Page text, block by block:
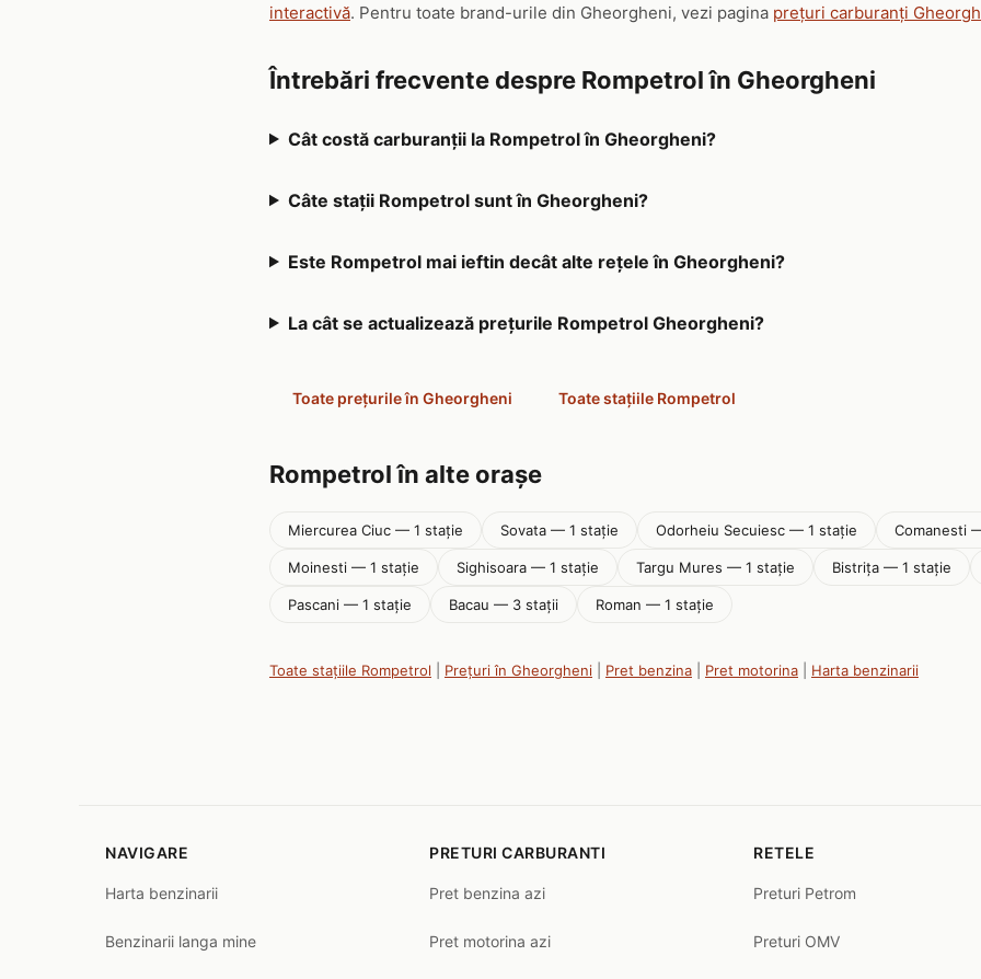
interactivă. Pentru toate brand-urile din Gheorgheni, vezi pagina prețuri carburanți
Întrebări frecvente despre Rompetrol în Gheorgheni
Cât costă carburanții la Rompetrol în Gheorgheni?
Câte stații Rompetrol sunt în Gheorgheni?
Este Rompetrol mai ieftin decât alte rețele în Gheorgheni?
La cât se actualizează prețurile Rompetrol Gheorgheni?
Toate prețurile în Gheorgheni Toate stațiile Rompetrol
Rompetrol în alte orașe
Miercurea Ciuc — 1 stație Sovata — 1 stație Odorheiu Secuiesc — 1 stație Comanesti
Moinesti — 1 stație Sighisoara — 1 stație Targu Mures — 1 stație Bistriţa — 1 stație
Pascani — 1 stație Bacau — 3 stații Roman — 1 stație
Toate stațiile Rompetrol Prețuri în Gheorgheni Pret benzina Pret motorina Harta benzinarii
NAVIGARE
Harta benzinarii
Benzinarii langa mine
PRETURI CARBURANTI
Pret benzina azi
Pret motorina azi
RETELE
Preturi Petrom
Preturi OMV